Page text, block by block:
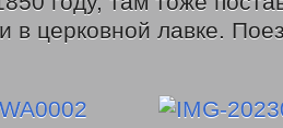
в церковной лавке.